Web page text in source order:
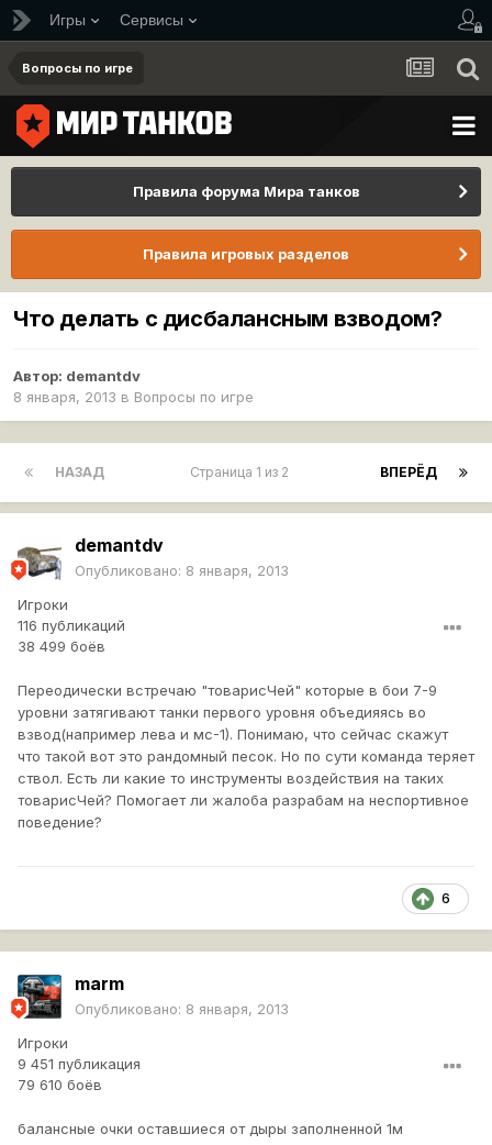
Игры Сервисы
Вопросы по игре
Правила форума Мира танков
Правила игровых разделов
Что делать с дисбалансным взводом?
Автор: demantdv
8 января, 2013 в Вопросы по игре
НАЗАД ВПЕРЁД
Страница 1 из 2
demantdv
Опубликовано: 8 января, 2013
Игроки
116 публикаций
38 499 боёв
Переодически встречаю "товарисЧей" которые в бои 7-9
уровни затягивают танки первого уровня объедияясь во
взвод(например лева и мс-1). Понимаю, что сейчас скажут
что такой вот это рандомный песок. Но по сути команда теряет
ствол. Есть ли какие то инструменты воздействия на таких
товарисЧей? Помогает ли жалоба разрабам на неспортивное
поведение?
6
marm
Опубликовано: 8 января, 2013
Игроки
9 451 публикация
79 610 боёв
балансные очки оставшиеся от дыры заполненной 1м